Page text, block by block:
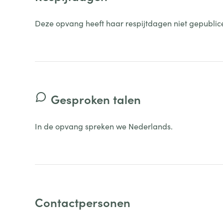
Deze opvang heeft haar respijtdagen niet
Gesproken talen
In de opvang spreken we Nederlands.
Contactpersonen